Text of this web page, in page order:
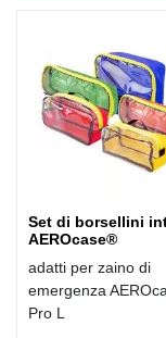
Set di borsellini
AEROcase®
adatti per zaino di
emergenza
Pro L